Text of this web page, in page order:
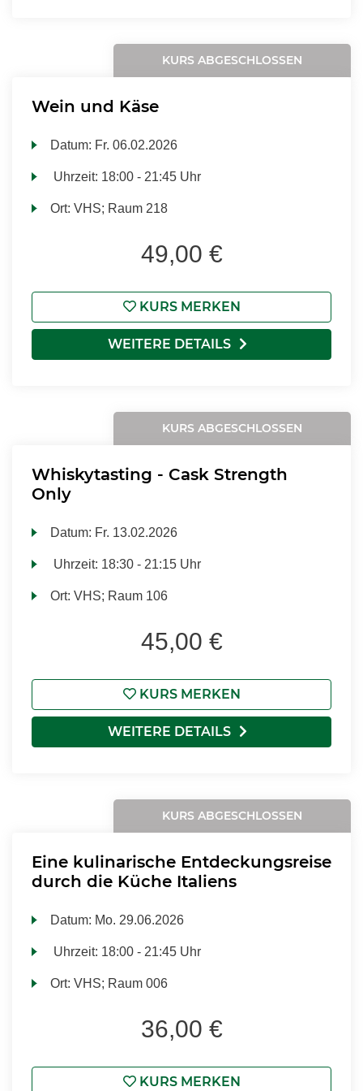
KURS ABGESCHLOSSEN
Wein und Käse
Datum: Fr. 06.02.2026
Uhrzeit: 18:00 - 21:45 Uhr
Ort:VHS; Raum 218
49,00 €
KURS MERKEN
WEITERE DETAILS
KURS ABGESCHLOSSEN
Whiskytasting - Cask Strength
Only
Datum: Fr. 13.02.2026
Uhrzeit: 18:30 - 21:15 Uhr
Ort:VHS; Raum 106
45,00 €
KURS MERKEN
WEITERE DETAILS
KURS ABGESCHLOSSEN
Eine kulinarische Entdeckungsreise
durch die Küche Italiens
Datum: Mo. 29.06.2026
Uhrzeit: 18:00 - 21:45 Uhr
Ort:VHS; Raum 006
36,00 €
KURS MERKEN